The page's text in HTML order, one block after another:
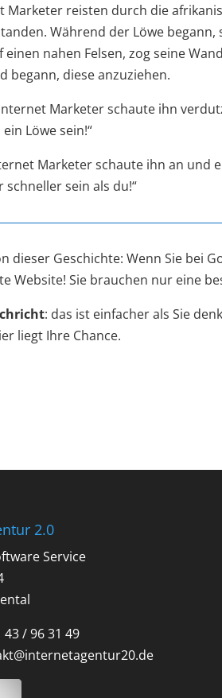
Marketer reisten durch die
Während der Löwe
einen nahen Felsen, zog seine
begann, diese anzuziehen.
Marketer schaute ihn
Löwe sein!“
Marketer schaute ihn an und
schneller sein als du!“
dieser Geschichte: Wenn Sie bei
Website! Sie brauchen nur eine
: das ist einfacher als Sie
liegt Ihre Chance.
2.0
Service
43 / 96 31 49